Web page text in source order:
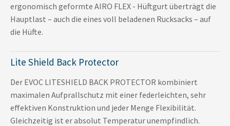
ergonomisch geformte AIRO FLEX - Hüftgurt überträgt die
Hauptlast – auch die eines voll beladenen Rucksacks – auf
die Hüfte.
Lite Shield Back Protector
Der EVOC LITESHIELD BACK PROTECTOR kombiniert
maximalen Aufprallschutz mit einer federleichten, sehr
effektiven Konstruktion und jeder Menge Flexibilität.
Gleichzeitig ist er absolut Temperatur unempfindlich.